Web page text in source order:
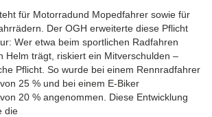
für Motorradund Mopedfahrer sowie für
Der OGH erweiterte diese Pflicht
Wer etwa beim sportlichen Radfahren
Helm trägt, riskiert ein Mitverschulden –
Pflicht. So wurde bei einem Rennradfahrer
25 % und bei einem E-Biker
20 % angenommen. Diese Entwicklung
die